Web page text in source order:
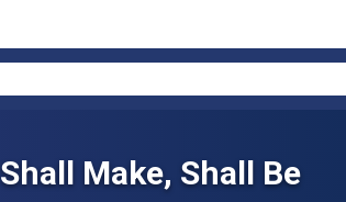
Shall Make, Shall Be